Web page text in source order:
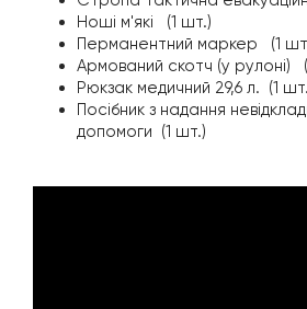
Ноші м'які (1 шт.)
Перманентний маркер (1
Армований скотч (у рулоні)
Рюкзак медичний 29,6 л. (1
Посібник з надання
допомоги (1 шт.)